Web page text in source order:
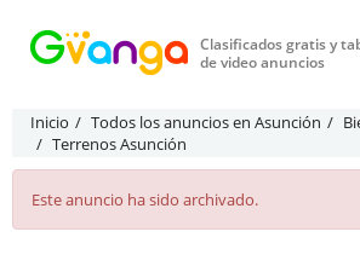
Clasificados gratis y
de video anuncios
Inicio Todos los anuncios en Asunción
Terrenos Asunción
Este anuncio ha sido archivado.